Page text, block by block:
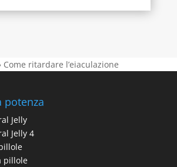
Come ritardare l’eiaculazione
potenza
Jelly
Jelly 4
pillole